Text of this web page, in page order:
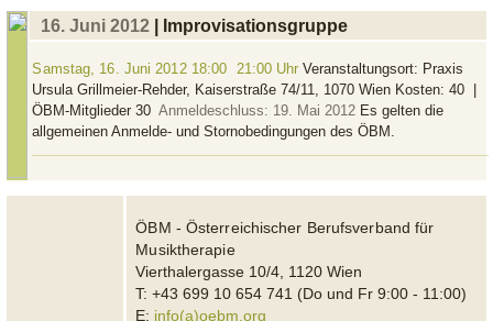
16. Juni 2012 | Improvisationsgruppe
Samstag, 16. Juni 2012 18:00  21:00 Uhr Veranstaltungsort: Praxis
Ursula Grillmeier‐Rehder, Kaiserstraße 74/11, 1070 Wien Kosten: 40  |
ÖBM-Mitglieder 30 Anmeldeschluss: 19. Mai 2012 Es gelten die
allgemeinen Anmelde- und Stornobedingungen des ÖBM.
ÖBM - Österreichischer Berufsverband für
Musiktherapie
Vierthalergasse 10/4, 1120 Wien
T: +43 699 10 654 741 (Do und Fr 9:00 - 11:00)
E: info(a)oebm.org